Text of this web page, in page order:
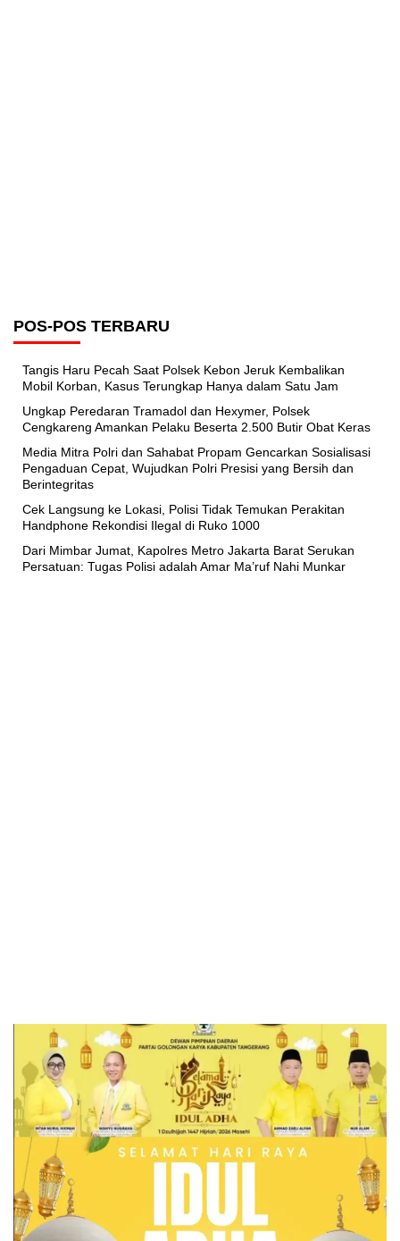
POS-POS TERBARU
Tangis Haru Pecah Saat Polsek Kebon Jeruk Kembalikan
Mobil Korban, Kasus Terungkap Hanya dalam Satu Jam
Ungkap Peredaran Tramadol dan Hexymer, Polsek
Cengkareng Amankan Pelaku Beserta 2.500 Butir Obat Keras
Media Mitra Polri dan Sahabat Propam Gencarkan Sosialisasi
Pengaduan Cepat, Wujudkan Polri Presisi yang Bersih dan
Berintegritas
Cek Langsung ke Lokasi, Polisi Tidak Temukan Perakitan
Handphone Rekondisi Ilegal di Ruko 1000
Dari Mimbar Jumat, Kapolres Metro Jakarta Barat Serukan
Persatuan: Tugas Polisi adalah Amar Ma’ruf Nahi Munkar